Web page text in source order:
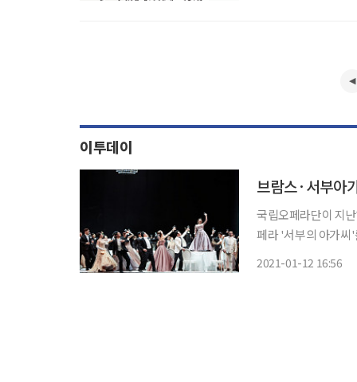
이투데이
브람스·서부아
국립오페라단이 지
페라 '서부의 아가씨'
2021-01-12 16:56